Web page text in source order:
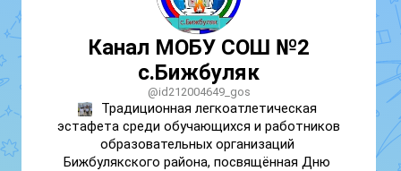
Канал МОБУ СОШ №2
с.Бижбуляк
@id212004649_gos
Традиционная легкоатлетическая
эстафета среди обучающихся и работников
образовательных организаций
Бижбулякского района, посвящённая Дню